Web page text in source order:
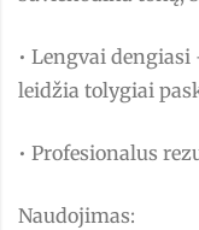
• Lengvai
leidžia tolygiai
• Profesionalus
Naudojimas: